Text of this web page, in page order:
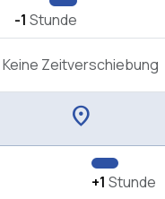
-1 Stunde
Keine Zeitverschiebung
location_on
+1 Stunde